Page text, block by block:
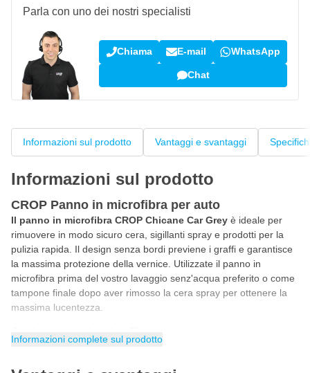
Parla con uno dei nostri specialisti
Chiama E-mail WhatsApp
Chat
Informazioni sul prodotto Vantaggi e svantaggi
Informazioni sul prodotto
CROP Panno in microfibra per auto
Il panno in microfibra CROP Chicane Car Grey è ideale per
rimuovere in modo sicuro cera, sigillanti spray e prodotti per la
pulizia rapida. Il design senza bordi previene i graffi e garantisce
la massima protezione della vernice. Utilizzate il panno in
microfibra prima del vostro lavaggio senz'acqua preferito o come
tampone finale dopo aver rimosso la cera spray per ottenere la
massima lucentezza.
Questo asciugamano in microfibra senza bordi è la scelta
Informazioni complete sul prodotto